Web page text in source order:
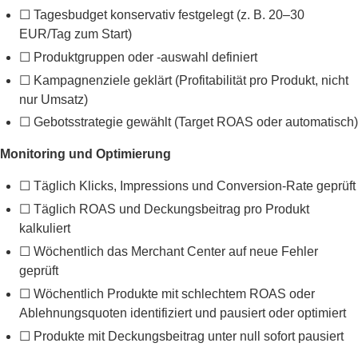
☐ Tagesbudget konservativ festgelegt (z. B. 20–30
EUR/Tag zum Start)
☐ Produktgruppen oder -auswahl definiert
☐ Kampagnenziele geklärt (Profitabilität pro Produkt, nicht
nur Umsatz)
☐ Gebotsstrategie gewählt (Target ROAS oder automatisch)
Monitoring und Optimierung
☐ Täglich Klicks, Impressions und Conversion-Rate geprüft
☐ Täglich ROAS und Deckungsbeitrag pro Produkt
kalkuliert
☐ Wöchentlich das Merchant Center auf neue Fehler
geprüft
☐ Wöchentlich Produkte mit schlechtem ROAS oder
Ablehnungsquoten identifiziert und pausiert oder optimiert
☐ Produkte mit Deckungsbeitrag unter null sofort pausiert